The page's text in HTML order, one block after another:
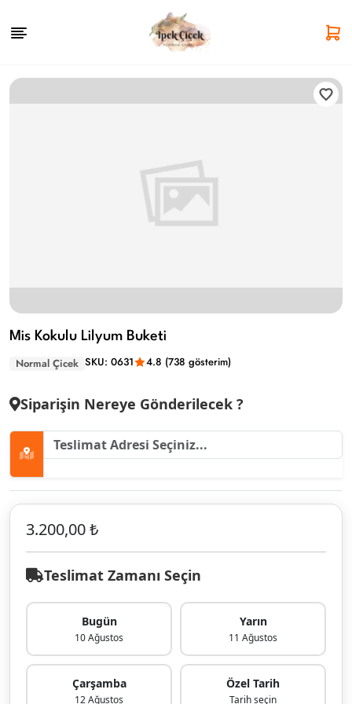
Mis Kokulu Lilyum Buketi
Normal Çicek SKU: 0631 4.8 (738 gösterim)
Siparişin Nereye Gönderilecek ?
3.200,00 ₺
Teslimat Zamanı Seçin
Bugün
10 Ağustos
Yarın
11 Ağustos
Çarşamba
12 Ağustos
Özel Tarih
Tarih seçin